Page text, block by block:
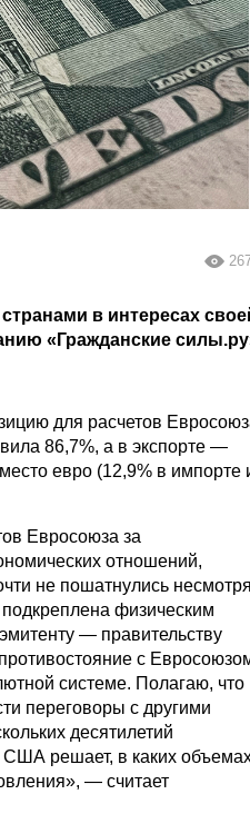
в интересах
«Гражданские
для расчетов
86,7%, а в экспорте —
евро (12,9% в импорте
Евросоюза за
отношений,
не пошатнулись несмотря
физическим
— правительству
с
системе. Полагаю, что
переговоры с другими
десятилетий
решает, в каких
— считает